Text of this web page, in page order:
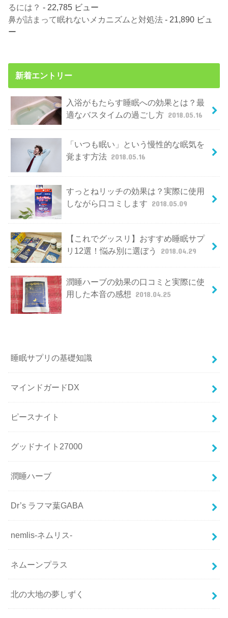
るには？ - 22,785 ビュー
鼻が詰まって眠れないメカニズムと対処法 - 21,890 ビュ
ー
新着エントリー
入浴がもたらす睡眠への効果とは？最
適なバスタイムの過ごし方 2018.05.16
「いつも眠い」という慢性的な眠気を
覚ます方法 2018.05.16
すっとねリッチの効果は？実際に使用
しながら口コミします 2018.05.09
【これでグッスリ】おすすめ睡眠サプ
リ12選！悩み別に選ぼう
2018.04.29
潤睡ハーブの効果の口コミと実際に使
用した本音の感想 2018.04.25
睡眠サプリの基礎知識
マインドガードDX
ピースナイト
グッドナイト27000
潤睡ハーブ
Dr’s ラフマ葉GABA
nemlis-ネムリス-
ネムーンプラス
北の大地の夢しずく